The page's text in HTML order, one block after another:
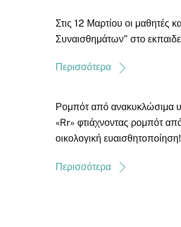
Στις 12 Μαρτίου οι μαθητές
Συναισθημάτων” στο
Περισσότερα
Ρομπότ από ανακυκλώσιμα
«Rr» φτιάχνοντας ρομπότ
οικολογική
Περισσότερα